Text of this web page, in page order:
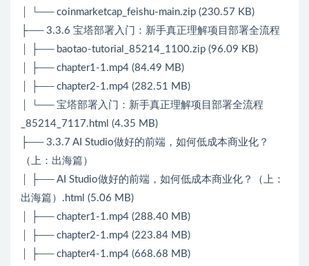
│ └── coinmarketcap_feishu-main.zip (230.57 KB)
├── 3.3.6 宝塔部署入门：新手真正理解项目部署全流程
│ ├── baotao-tutorial_85214_1100.zip (96.09 KB)
│ ├── chapter1-1.mp4 (84.49 MB)
│ ├── chapter2-1.mp4 (282.51 MB)
│ └── 宝塔部署入门：新手真正理解项目部署全流程
_85214_7117.html (4.35 MB)
├── 3.3.7 AI Studio做好的前端，如何低成本商业化？
（上：出海篇）
│ ├── AI Studio做好的前端，如何低成本商业化？（上：
出海篇）.html (5.06 MB)
│ ├── chapter1-1.mp4 (288.40 MB)
│ ├── chapter2-1.mp4 (223.84 MB)
│ ├── chapter4-1.mp4 (668.68 MB)